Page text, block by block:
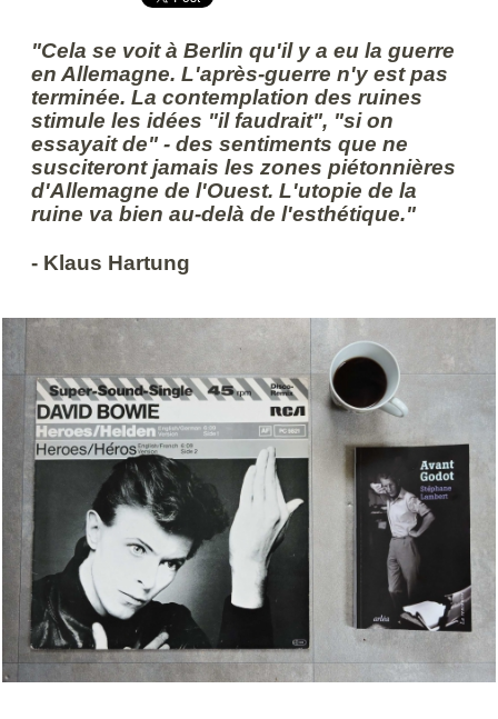
"Cela se voit à Berlin qu'il y a eu la guerre
en Allemagne. L'après-guerre n'y est pas
terminée. La contemplation des ruines
stimule les idées "il faudrait", "si on
essayait de" - des sentiments que ne
susciteront jamais les zones piétonnières
d'Allemagne de l'Ouest. L'utopie de la
ruine va bien au-delà de l'esthétique."
- Klaus Hartung